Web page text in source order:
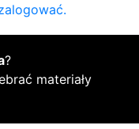
?
materiały